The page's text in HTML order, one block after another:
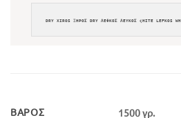
DRY XIROS ΞΗΡΟΣ DRY ΛΕΦΚΟΣ ΛΕΥΚΟΣ ςΗΙΤΕ LEFKOS
ΒΆΡΟΣ 1500 γρ.